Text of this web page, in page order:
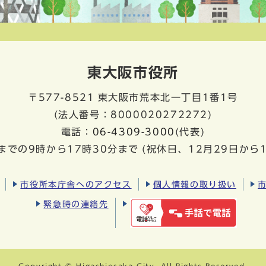
東大阪市役所
〒577-8521
東大阪市荒本北一丁目1番1号
(法人番号：8000020272272)
電話： 06-4309-3000 (代表)
での9時から17時30分まで (祝休日、12月29日から
市役所本庁舎へのアクセス 個人情報の取り扱い
緊急時の連絡先